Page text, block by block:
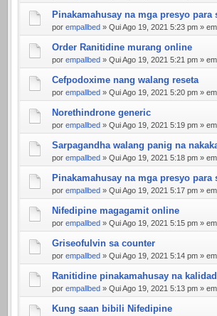
Pinakamahusay na mga presyo para
por empallbed » Qui Ago 19, 2021 5:23 pm » em
Order Ranitidine murang online
por empallbed » Qui Ago 19, 2021 5:21 pm » em
Cefpodoxime nang walang reseta
por empallbed » Qui Ago 19, 2021 5:20 pm » em
Norethindrone generic
por empallbed » Qui Ago 19, 2021 5:19 pm » em
Sarpagandha walang panig na
por empallbed » Qui Ago 19, 2021 5:18 pm » em
Pinakamahusay na mga presyo para
por empallbed » Qui Ago 19, 2021 5:17 pm » em
Nifedipine magagamit online
por empallbed » Qui Ago 19, 2021 5:15 pm » em
Griseofulvin sa counter
por empallbed » Qui Ago 19, 2021 5:14 pm » em
Ranitidine pinakamahusay na
por empallbed » Qui Ago 19, 2021 5:13 pm » em
Kung saan bibili Nifedipine